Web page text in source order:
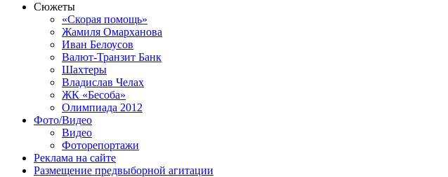
Сюжеты
«Скорая помощь»
Жамиля Омарханова
Иван Белоусов
Валют-Транзит Банк
Шахтеры
Владислав Челах
ЖК «Бесоба»
Олимпиада 2012
Фото/Видео
Видео
Фоторепортажи
Реклама на сайте
Размещение предвыборной агитации